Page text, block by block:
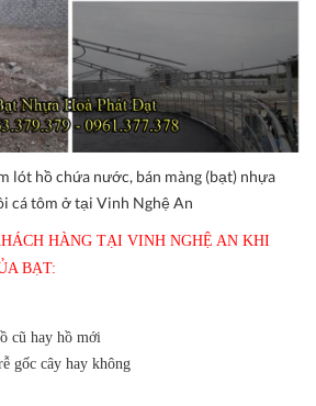
lót hồ chứa nước, bán màng (bạt) nhựa
cá tôm ở tại Vinh Nghệ An
HÀNG TẠI VINH NGHỆ AN KHI
BẠT:
cũ hay hồ mới
gốc cây hay không